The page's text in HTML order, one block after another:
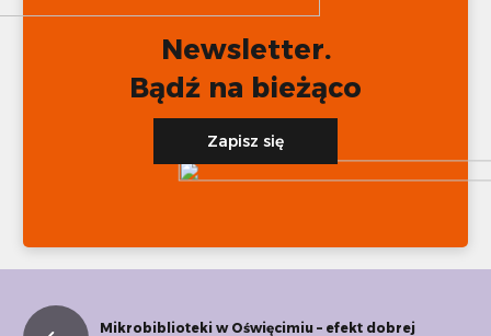
Newsletter.
Bądź na bieżąco
Zapisz się
Mikrobiblioteki w Oświęcimiu – efekt dobrej